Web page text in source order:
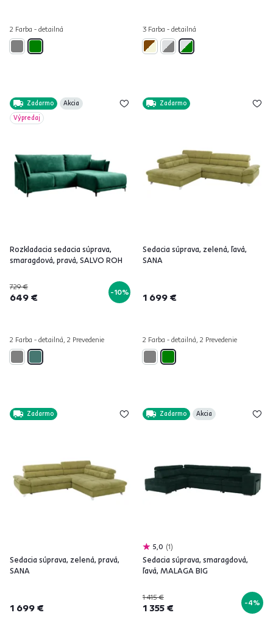
2 Farba - detailná 3 Farba - detailná
Zadarmo
Akcia
Výpredaj
Rozkladacia sedacia súprava,
smaragdová, pravá, SALVO ROH
729 €
649 € -10%
2 Farba - detailná, 2 Prevedenie
Zadarmo
Sedacia súprava, zelená, ľavá,
SANA
1 699 €
2 Farba - detailná, 2 Prevedenie
Zadarmo
Sedacia súprava, zelená, pravá,
SANA
1 699 €
Zadarmo Akcia
5,0 1
Sedacia súprava, smaragdová,
ľavá, MALAGA BIG
1 415 €
1 355 € -4%